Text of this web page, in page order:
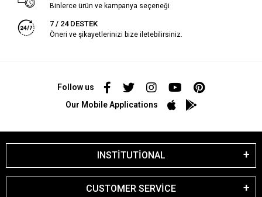
Binlerce ürün ve kampanya seçeneği
7 / 24 DESTEK
Öneri ve şikayetlerinizi bize iletebilirsiniz.
Follow us
Our Mobile Applications
INSTİTUTİONAL
CUSTOMER SERVİCE